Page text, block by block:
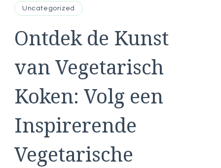
Uncategorized
Ontdek de Kunst
van Vegetarisch
Koken: Volg een
Inspirerende
Vegetarische